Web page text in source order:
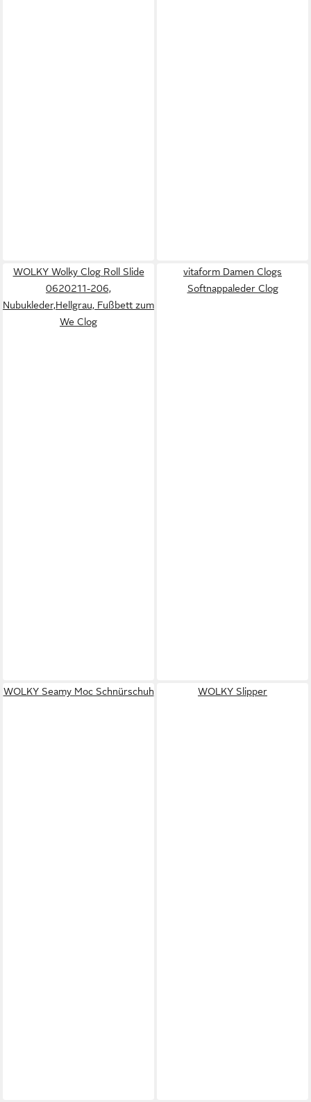
WOLKY Wolky Clog Roll Slide
0620211-206,
Nubukleder,Hellgrau, Fußbett zum
We Clog
vitaform Damen Clogs
Softnappaleder Clog
WOLKY Seamy Moc Schnürschuh WOLKY Slipper